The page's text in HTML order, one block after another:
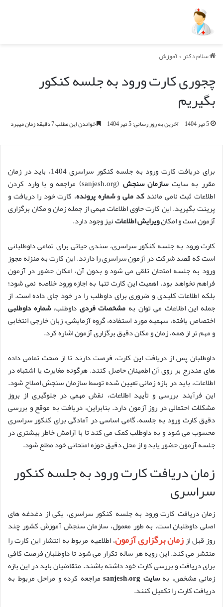
سلام دکتر>آموزش
چجوری کارت ورود به جلسه کنکور
بگیریم
5 تیر 1404 آخرین به روز رسانی: 5 تیر 1404 خواندن این مطلب 7 دقیقه زمان میبرد
برای دریافت کارت ورود به جلسه کنکور سراسری 1404، باید در زمان
مقرر به سایتسازمان سنجش
(sanjesh.org) مراجعه و با وارد کردن
اطلاعات ثبت نامی مانندکد ملیوشماره پرونده، کارت خود را دریافت و
پرینت بگیرید. این کارت حاوی اطلاعات مهمی از جمله زمان و مکان برگزاری
آزمون است و امکانویرایش اطلاعاتنیز وجود دارد.
کارت ورود به جلسه کنکور سراسری، سندی حیاتی برای تمامی داوطلبانی
است که قصد شرکت در آزمون سراسری را دارند. این کارت به منزله مجوز
ورود به جلسه امتحان تلقی می شود و بدون آن، امکان حضور در آزمون
فراهم نخواهد بود. اهمیت این کارت تنها به اجازه ورود خلاصه نمی شود؛
بلکه اطلاعات کلیدی و ضروری برای داوطلب را در خود جای داده است. از
جمله این اطلاعات می توان به مشخصات فردی داوطلب،شماره داوطلبی
اختصاص یافته، سهمیه مورد استفاده، گروه آزمایشی، زبان خارجی انتخابی
و مهم تر از همه، زمان و مکان دقیق برگزاری آزمون اشاره کرد.
داوطلبان پس از دریافت این کارت، فرصت دارند تا از صحت تمامی داده
های مندرج بر روی آن اطمینان حاصل کنند. هرگونه مغایرت یا اشتباه در
اطلاعات، باید در بازه زمانی تعیین شده توسط سازمان سنجش اصلاح شود.
این فرآیند بررسی و تأیید اطلاعات، نقش مهمی در جلوگیری از بروز
مشکلات احتمالی در روز آزمون دارد. بنابراین، دریافت به موقع و بررسی
دقیق کارت ورود به جلسه، گامی اساسی در آمادگی برای کنکور سراسری
محسوب می شود و به داوطلب کمک می کند تا با آرامش خاطر بیشتری در
جلسه آزمون حضور یابد و از محل دقیق حوزه امتحانی خود مطلع شود.
زمان دریافت کارت ورود به جلسه کنکور
سراسری
زمان دریافت کارت ورود به جلسه کنکور سراسری، یکی از دغدغه های
اصلی داوطلبان است. به طور معمول، سازمان سنجش آموزش کشور چند
روز قبل اززمان برگزاری آزمون، اطلاعیه مربوط به انتشار این کارت را
منتشر می کند. این رویه هر ساله تکرار می شود تا داوطلبان فرصت کافی
برای دریافت و بررسی کارت خود داشته باشند. متقاضیان باید در این بازه
زمانی مشخص، بهسایت sanjesh.org
مراجعه کرده و مراحل مربوط به
دریافت کارت را تکمیل کنند.